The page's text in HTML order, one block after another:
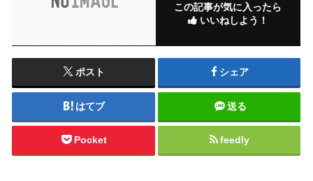
この記事が気に入ったら
いいねしよう！
ポスト シェア
はてブ 送る
Pocket feedly